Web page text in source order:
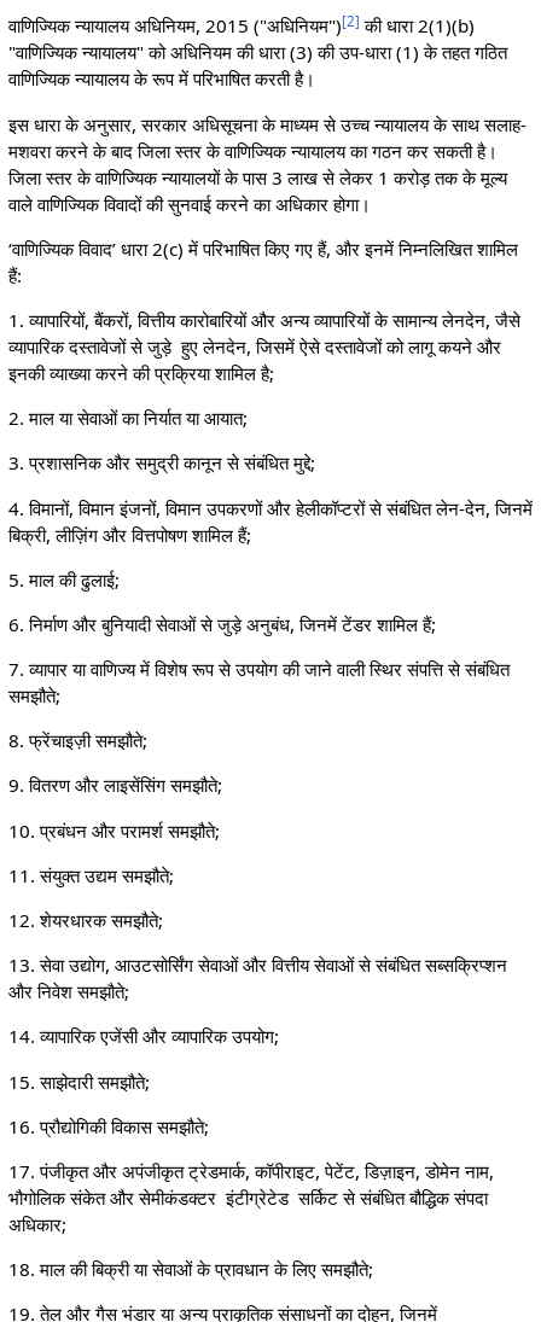
वाणिज्यिक न्यायालय अधिनियम, 2015 ("अधिनियम")[2] की धारा 2(1)(b)
"वाणिज्यिक न्यायालय" को अधिनियम की धारा (3) की उप-धारा (1) के तहत गठित
वाणिज्यिक न्यायालय के रूप में परिभाषित करती है।
इस धारा के अनुसार, सरकार अधिसूचना के माध्यम से उच्च न्यायालय के साथ सलाह-
मशवरा करने के बाद जिला स्तर के वाणिज्यिक न्यायालय का गठन कर सकती है।
जिला स्तर के वाणिज्यिक न्यायालयों के पास 3 लाख से लेकर 1 करोड़ तक के मूल्य
वाले वाणिज्यिक विवादों की सुनवाई करने का अधिकार होगा।
‘वाणिज्यिक विवाद’ धारा 2(c) में परिभाषित किए गए हैं, और इनमें निम्नलिखित शामिल
हैं:
1. व्यापारियों, बैंकरों, वित्तीय कारोबारियों और अन्य व्यापारियों के सामान्य लेनदेन, जैसे
व्यापारिक दस्तावेजों से जुड़े हुए लेनदेन, जिसमें ऐसे दस्तावेजों को लागू कयने और
इनकी व्याख्या करने की प्रक्रिया शामिल है;
2. माल या सेवाओं का निर्यात या आयात;
3. प्रशासनिक और समुद्री कानून से संबंधित मुद्दे;
4. विमानों, विमान इंजनों, विमान उपकरणों और हेलीकॉप्टरों से संबंधित लेन-देन, जिनमें
बिक्री, लीज़िंग और वित्तपोषण शामिल हैं;
5. माल की ढुलाई;
6. निर्माण और बुनियादी सेवाओं से जुड़े अनुबंध, जिनमें टेंडर शामिल हैं;
7. व्यापार या वाणिज्य में विशेष रूप से उपयोग की जाने वाली स्थिर संपत्ति से संबंधित
समझौते;
8. फ्रेंचाइज़ी समझौते;
9. वितरण और लाइसेंसिंग समझौते;
10. प्रबंधन और परामर्श समझौते;
11. संयुक्त उद्यम समझौते;
12. शेयरधारक समझौते;
13. सेवा उद्योग, आउटसोर्सिंग सेवाओं और वित्तीय सेवाओं से संबंधित सब्सक्रिप्शन
और निवेश समझौते;
14. व्यापारिक एजेंसी और व्यापारिक उपयोग;
15. साझेदारी समझौते;
16. प्रौद्योगिकी विकास समझौते;
17. पंजीकृत और अपंजीकृत ट्रेडमार्क, कॉपीराइट, पेटेंट, डिज़ाइन, डोमेन नाम,
भौगोलिक संकेत और सेमीकंडक्टर इंटीग्रेटेड सर्किट से संबंधित बौद्धिक संपदा
अधिकार;
18. माल की बिक्री या सेवाओं के प्रावधान के लिए समझौते;
19. तेल और गैस भंडार या अन्य प्राकृतिक संसाधनों का दोहन, जिनमें